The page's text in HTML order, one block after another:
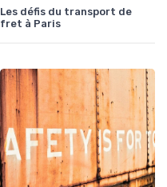
Les défis du transport de
fret à Paris